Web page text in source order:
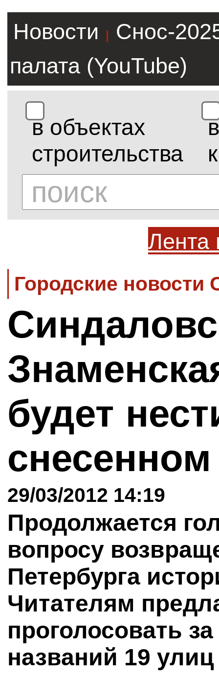
Новости |
Снос-
палата (YouTube)
в объектах
строительства
в
Лента
Городские новости
будет
29/03/2012 14:19
Продолжается
вопросу
Петербурга
Читателям
проголосовать
названий 19